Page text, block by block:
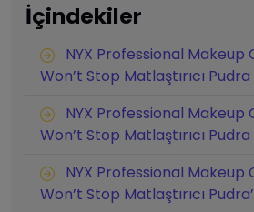
İçindekiler
NYX Professional Makeup
Won’t Stop Matlaştırıcı Pudra
NYX Professional Makeup
Won’t Stop Matlaştırıcı Pudra
NYX Professional Makeup
Won’t Stop Matlaştırıcı